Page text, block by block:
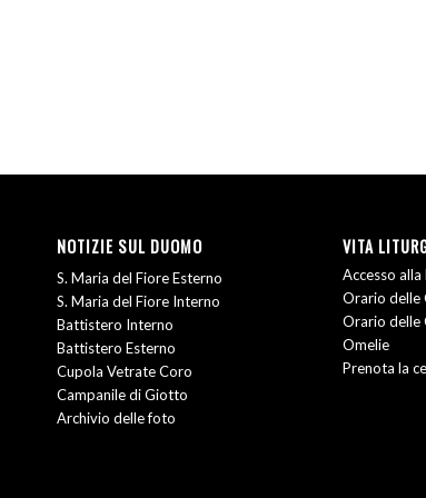
NOTIZIE SUL DUOMO
S. Maria del Fiore Esterno
S. Maria del Fiore Interno
Battistero Interno
Battistero Esterno
Cupola Vetrate Coro
Campanile di Giotto
Archivio delle foto
VITA
Accesso alla
Orario delle
Orario delle
Omelie
Prenota la